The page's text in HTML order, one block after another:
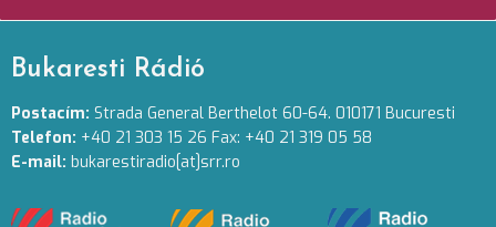
Bukaresti Rádió
Postacím: Strada General Berthelot 60-64. 010171 Bucuresti
Telefon: +40 21 303 15 26 Fax: +40 21 319 05 58
E-mail: bukarestiradio[at]srr.ro